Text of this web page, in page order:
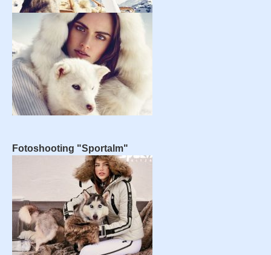
Fotoshooting "Sportalm"